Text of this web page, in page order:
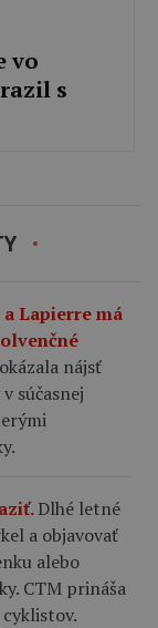
vo
s
Lapierre má
nájsť
súčasnej
Dlhé letné
a objavovať
alebo
CTM prináša